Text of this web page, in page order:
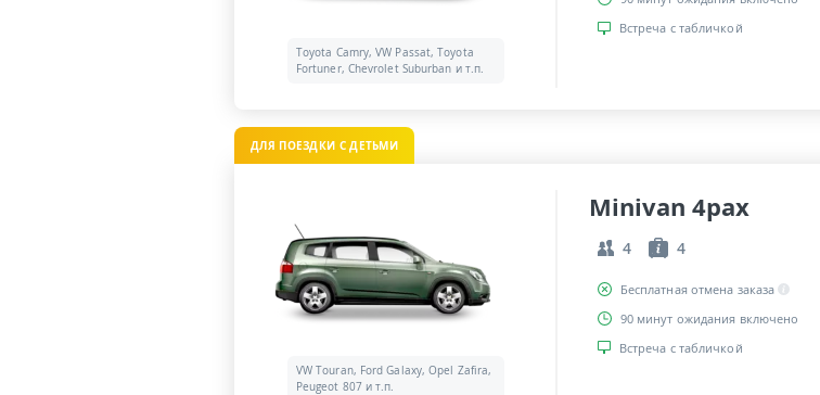
Toyota Camry, VW Passat, Toyota
Fortuner, Chevrolet Suburban и т.п.
Встреча с табличкой
ДЛЯ ПОЕЗДКИ С ДЕТЬМИ
VW Touran, Ford Galaxy, Opel Zafira,
Peugeot 807 и т.п.
Minivan 4pax
4 4
Бесплатная отмена заказа
90 минут ожидания включено
Встреча с табличкой